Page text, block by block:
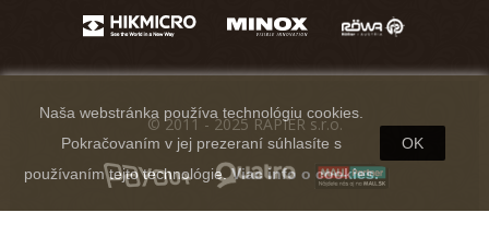
Naša webstránka používa technológiu cookies.
Pokračovaním v jej prezeraní súhlasíte s
používaním tejto technológie.Viac info o cookies.
OK
© 2011 - 2025 RAPIER s.r.o.